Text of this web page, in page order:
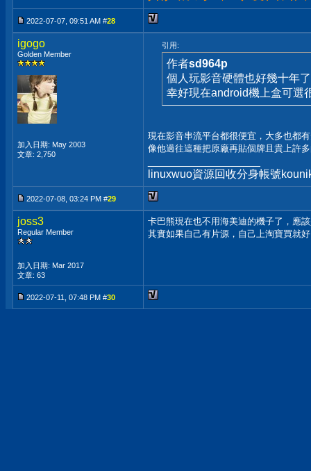
2022-07-07, 09:51 AM #28
igogo
Golden Member
加入日期: May 2003
文章: 2,750
引用:
作者sd964p
個人玩影音硬體也好幾十年
幸好現在android機上盒可選
現在影音串流平台都很便宜，大多也都
像他過往這種把原廠再貼個牌且貴上許
linuxwuo資源回收分身帳號
2022-07-08, 03:24 PM #29
joss3
Regular Member
加入日期: Mar 2017
文章: 63
卡巴熊現在也不用海美迪的機子了，應
其實如果自己有片源，自己上淘寶買就
2022-07-11, 07:48 PM #30